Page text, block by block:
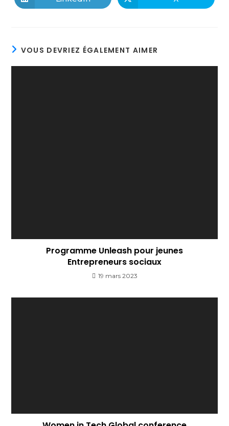
VOUS DEVRIEZ ÉGALEMENT AIMER
Programme Unleash pour jeunes
Entrepreneurs sociaux
19 mars 2023